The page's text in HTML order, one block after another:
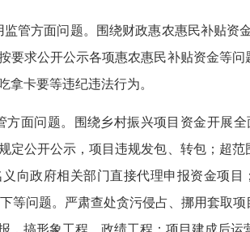
管方面问题。 围绕财政惠农惠民补贴资
要求公开公示各项惠农惠民补贴资金等
拿卡要等违纪违法行为。
面问题。 围绕乡村振兴项目资金开展
定公开公示，项目违规发包、转包；超
向政府相关部门直接代理申报资金项
等问题。严肃查处贪污侵占、挪用套取